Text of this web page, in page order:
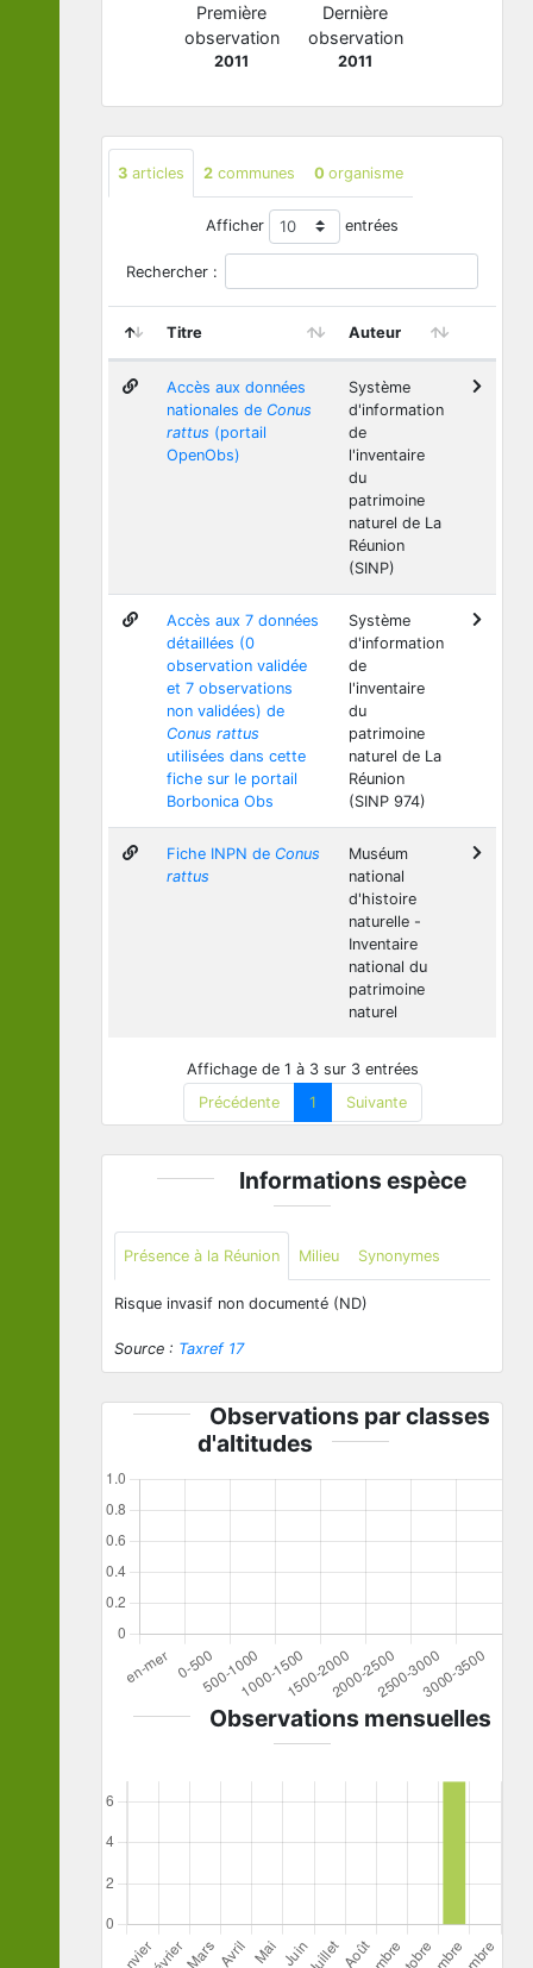
Première
observation
2011
Dernière
observation
2011
3 articles 2 communes 0 organisme
Afficher entrées
Rechercher :
Titre Auteur
Accès aux données
nationales de Conus
rattus (portail
OpenObs)
Système
d'information
de
l'inventaire
du
patrimoine
naturel de La
Réunion
(SINP)
Accès aux 7 données
détaillées (0
observation validée
et 7 observations
non validées) de
Conus rattus
utilisées dans cette
fiche sur le portail
Borbonica Obs
Système
d'information
de
l'inventaire
du
patrimoine
naturel de La
Réunion
(SINP 974)
Fiche INPN de Conus
rattus
Muséum
national
d'histoire
naturelle -
Inventaire
national du
patrimoine
naturel
Affichage de 1 à 3 sur 3 entrées
Précédente
1 Suivante
Informations espèce
Présence à la Réunion Milieu Synonymes
Risque invasif non documenté (ND)
Source : Taxref 17
Observations par classes
d'altitudes
Observations mensuelles